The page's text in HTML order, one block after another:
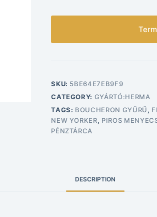
SKU: 5BE64E7EB9F9
CATEGORY: GYÁRTÓ:HERMA
TAGS: BOUCHERON GYŰRŰ,
NEW YORKER, PIROS
PÉNZTÁRCA
DESCRIPTION